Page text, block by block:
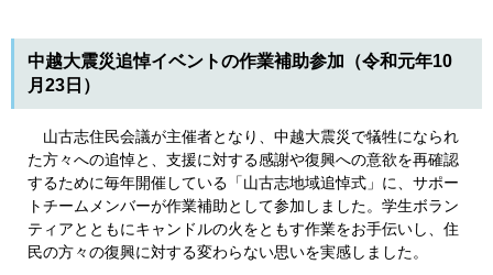
中越大震災追悼イベントの作業補助参加（令和元年10
月23日）
山古志住民会議が主催者となり、中越大震災で犠牲になられ
た方々への追悼と、支援に対する感謝や復興への意欲を再確認
するために毎年開催している「山古志地域追悼式」に、サポー
トチームメンバーが作業補助として参加しました。学生ボラン
ティアとともにキャンドルの火をともす作業をお手伝いし、住
民の方々の復興に対する変わらない思いを実感しました。